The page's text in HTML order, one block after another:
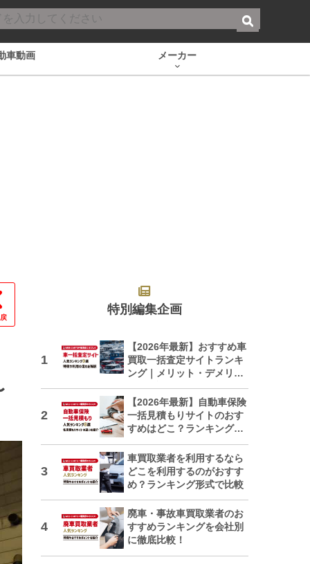
車動画 メーカー
特別編集企画
【2026年最新】おすすめ車
買取一括査定サイトランキ
ング｜メリット・デメリッ
トも解説
【2026年最新】自動車保険
一括見積もりサイトのおす
すめはどこ？ランキングで
車買取業者を利用するなら
どこを利用するのがおすす
め？ランキング形式で比較
廃車・事故車買取業者のお
すすめランキングを会社別
に徹底比較！